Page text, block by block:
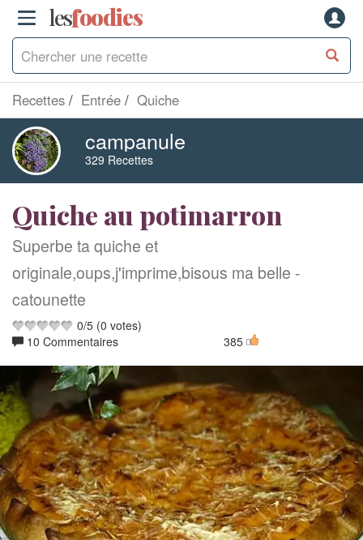
lesfoodies
Recettes Entrée Quiche
campanule
329 Recettes
Quiche au potimarron
Superbe ta quiche et
originale,oups,j'imprime,bisous ma belle -
catounette
0/5 (0 votes)
10 Commentaires
385